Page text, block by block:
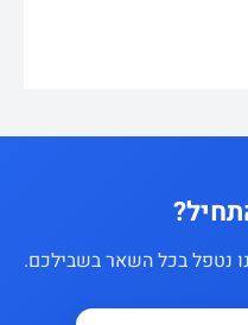
נטפל בכל השאר בשבילכם.